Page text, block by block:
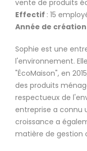
vente de produits
Effectif : 15
Année de création
Sophie est une
l'environnement.
"ÉcoMaison", en
des produits
respectueux de
entreprise a connu
croissance a
matière de gestion